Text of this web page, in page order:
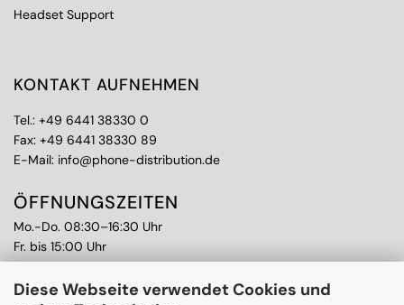
Diese Webseite verwendet Cookies und
Headset Support
KONTAKT AUFNEHMEN
Tel.: +49 6441 38330 0
Fax: +49 6441 38330 89
E-Mail: info@phone-distribution.de
ÖFFNUNGSZEITEN
Mo.-Do. 08:30–16:30 Uhr
Fr. bis 15:00 Uhr
WEITERE THEMEN